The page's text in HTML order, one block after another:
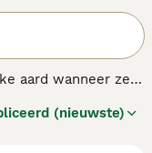
aard wanneer ze
uiterlijk niet
(nieuwste)